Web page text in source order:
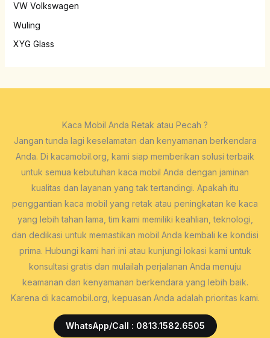
VW Volkswagen
Wuling
XYG Glass
Kaca Mobil Anda Retak atau Pecah ?
Jangan tunda lagi keselamatan dan kenyamanan berkendara
Anda. Di kacamobil.org, kami siap memberikan solusi terbaik
untuk semua kebutuhan kaca mobil Anda dengan jaminan
kualitas dan layanan yang tak tertandingi. Apakah itu
penggantian kaca mobil yang retak atau peningkatan ke kaca
yang lebih tahan lama, tim kami memiliki keahlian, teknologi,
dan dedikasi untuk memastikan mobil Anda kembali ke kondisi
prima. Hubungi kami hari ini atau kunjungi lokasi kami untuk
konsultasi gratis dan mulailah perjalanan Anda menuju
keamanan dan kenyamanan berkendara yang lebih baik.
Karena di kacamobil.org, kepuasan Anda adalah prioritas kami.
WhatsApp/Call : 0813.1582.6505